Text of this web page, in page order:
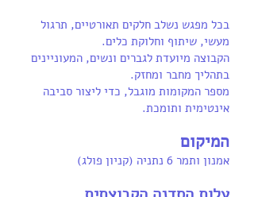
בכל מפגש נשלב חלקים תאורטיים, תרגול
מעשי, שיתוף וחלוקת כלים.
הקבוצה מיועדת לגברים ונשים, המעוניינים
בתהליך מחבר ומחזק.
מספר המקומות מוגבל, כדי ליצור סביבה
אינטימית ותומכת.
המיקום
אמנון ותמר 6 נתניה (קניון פולג)